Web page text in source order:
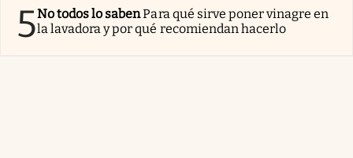
5No todos lo sabenPara qué sirve poner vinagre en
la lavadora y por qué recomiendan hacerlo